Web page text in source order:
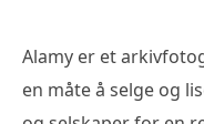
Alamy er et
en måte å selge og